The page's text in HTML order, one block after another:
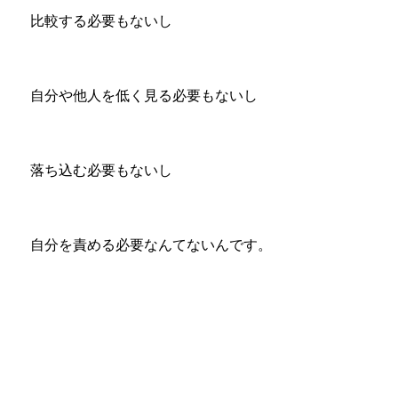
比較する必要もないし
自分や他人を低く見る必要もないし
落ち込む必要もないし
自分を責める必要なんてないんです。